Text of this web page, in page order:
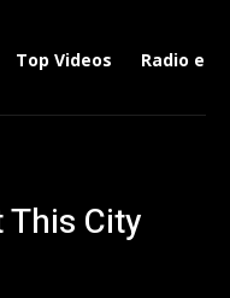
Top Videos Radio en
City